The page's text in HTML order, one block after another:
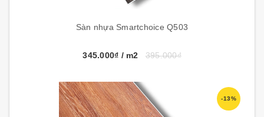
Sàn nhựa Smartchoice Q503
345.000₫ / m2 395.000₫
-13%